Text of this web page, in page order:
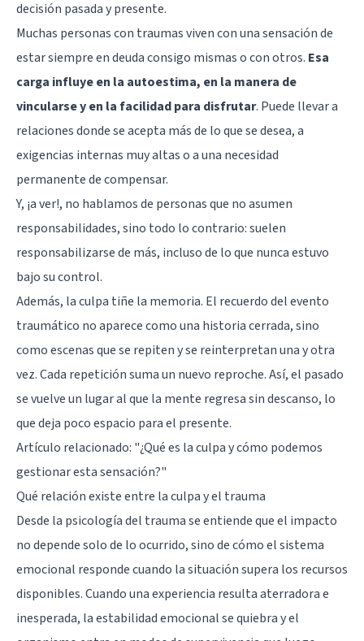
decisión pasada y presente.
Muchas personas con traumas viven con una sensación de
estar siempre en deuda consigo mismas o con otros. Esa
carga influye en la autoestima, en la manera de
vincularse y en la facilidad para disfrutar. Puede llevar a
relaciones donde se acepta más de lo que se desea, a
exigencias internas muy altas o a una necesidad
permanente de compensar.
Y, ¡a ver!, no hablamos de personas que no asumen
responsabilidades, sino todo lo contrario: suelen
responsabilizarse de más, incluso de lo que nunca estuvo
bajo su control.
Además, la culpa tiñe la memoria. El recuerdo del evento
traumático no aparece como una historia cerrada, sino
como escenas que se repiten y se reinterpretan una y otra
vez. Cada repetición suma un nuevo reproche. Así, el pasado
se vuelve un lugar al que la mente regresa sin descanso, lo
que deja poco espacio para el presente.
Artículo relacionado: "¿Qué es la culpa y cómo podemos
gestionar esta sensación?"
Qué relación existe entre la culpa y el trauma
Desde la psicología del trauma se entiende que el impacto
no depende solo de lo ocurrido, sino de cómo el sistema
emocional responde cuando la situación supera los recursos
disponibles. Cuando una experiencia resulta aterradora e
inesperada, la estabilidad emocional se quiebra y el